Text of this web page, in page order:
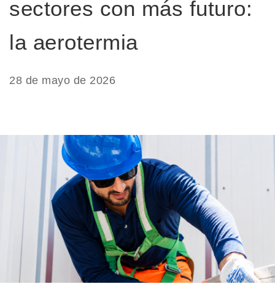
sectores con más futuro:
la aerotermia
28 de mayo de 2026